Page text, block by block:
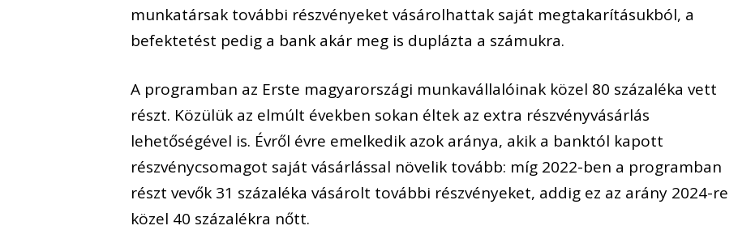
munkatársak további részvényeket vásárolhattak saját megtakarításukból, a
befektetést pedig a bank akár meg is duplázta a számukra.
A programban az Erste magyarországi munkavállalóinak közel 80 százaléka vett
részt. Közülük az elmúlt években sokan éltek az extra részvényvásárlás
lehetőségével is. Évről évre emelkedik azok aránya, akik a banktól kapott
részvénycsomagot saját vásárlással növelik tovább: míg 2022-ben a programban
részt vevők 31 százaléka vásárolt további részvényeket, addig ez az arány 2024-re
közel 40 százalékra nőtt.